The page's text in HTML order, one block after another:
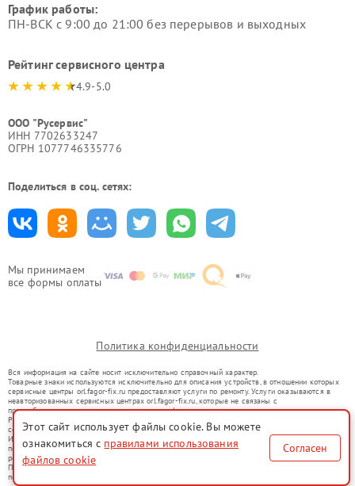
Мы принимаем
все формы оплаты
График работы:
ПН-ВСК с 9:00 до 21:00 без перерывов и выходных
Рейтинг сервисного центра
4.9-5.0
ООО "Русервис"
ИНН 7702633247
ОГРН 1077746335776
Поделиться в соц. сетях:
Политика конфиденциальности
Вся информация на сайте носит исключительно справочный характер.
Товарные знаки используются исключительно для описания устройств, в отношении которых
сервисные центры orl.fagor-fix.ru предоставляют услуги по ремонту. Услуги оказываются в
неавторизованных сервисных центрах orl.fagor-fix.ru, которые не связаны с
правообладателями товарных знаков или их официальными представителями.
Ремонт осуществляется для устройств, уже введенных в гражданский оборот в соответствии
со статьей 1487 ГК РФ.
Использование товарных знаков не преследует цели индивидуализации услуг или введения
потребителей в заблуждение, а служит для информирования о предоставляемых услугах по
ремонту техники указанных брендов.
Представленная на сайте информация не является публичной офертой, определяемой
положениями Статьи 437(2) Гражданского кодекса РФ
Этот сайт использует файлы cookie. Вы можете
ознакомиться с правилами использования
файлов cookie
Согласен